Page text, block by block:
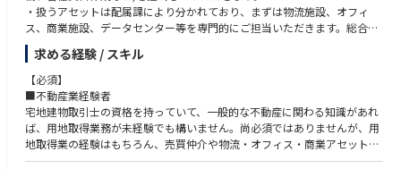
・扱うアセットは配属課により分かれており、まずは物流施設、オフィ
ス、商業施設、データセンター等を専門的にご担当いただきます。総合デ
ベロッパーとして多様なアセットを扱っていることから、将来的な部署異
動に伴い、住宅など他のアセットを担当していただく場合もあります。
・将来の幹部候補として幅広く業務を経験していただき、マネジメントへ
の活躍を期待しています。
変更の範囲:当社が定める基幹業務全般
求める経験 / スキル
【必須】
■不動産業経験者
宅地建物取引士の資格を持っていて、一般的な不動産に関わる知識があれ
ば、用地取得業務が未経験でも構いません。尚必須ではありませんが、用
地取得業の経験はもちろん、売買仲介や物流・オフィス・商業アセットに
おけるリーシング経験のある方は積極的に求めています。